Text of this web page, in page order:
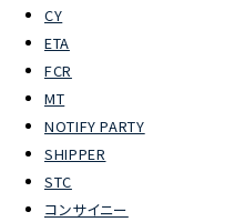
ENGLISH
CY
ETA
FCR
MT
NOTIFY PARTY
SHIPPER
STC
コンサイニー